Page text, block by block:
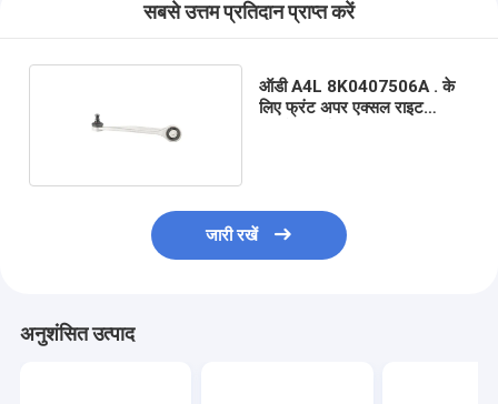
सबसे उत्तम प्रतिदान प्राप्त करें
ऑडी A4L 8K0407506A . के
लिए फ्रंट अपर एक्सल राइट
जारी रखें
अनुशंसित उत्पाद